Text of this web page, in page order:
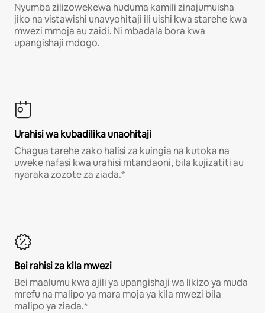
Nyumba zilizowekewa huduma kamili zinajumuisha
jiko na vistawishi unavyohitaji ili uishi kwa starehe kwa
mwezi mmoja au zaidi. Ni mbadala bora kwa
upangishaji mdogo.
Urahisi wa kubadilika unaohitaji
Chagua tarehe zako halisi za kuingia na kutoka na
uweke nafasi kwa urahisi mtandaoni, bila kujizatiti au
nyaraka zozote za ziada.*
Bei rahisi za kila mwezi
Bei maalumu kwa ajili ya upangishaji wa likizo ya muda
mrefu na malipo ya mara moja ya kila mwezi bila
malipo ya ziada.*